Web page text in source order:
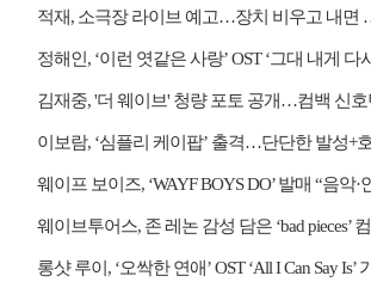
적재, 소극장
김재중, '더 웨이브' 청량 포토 공개…컴백 신호
웨이브투어스, 존 레논 감성 담은 ‘bad pieces’
롱샷 루이, ‘오싹한 연애’ OST ‘All I Can Say Is’